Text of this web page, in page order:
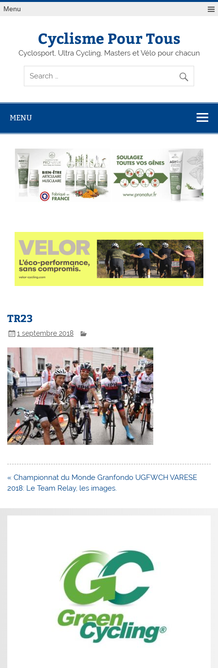
Menu
Cyclisme Pour Tous
Cyclosport, Ultra Cycling, Masters et Vélo pour chacun
MENU
TR23
1 septembre 2018
Navigation
de
« Championnat du Monde Granfondo UGFWCH VARESE
2018: Le Team Relay, les images.